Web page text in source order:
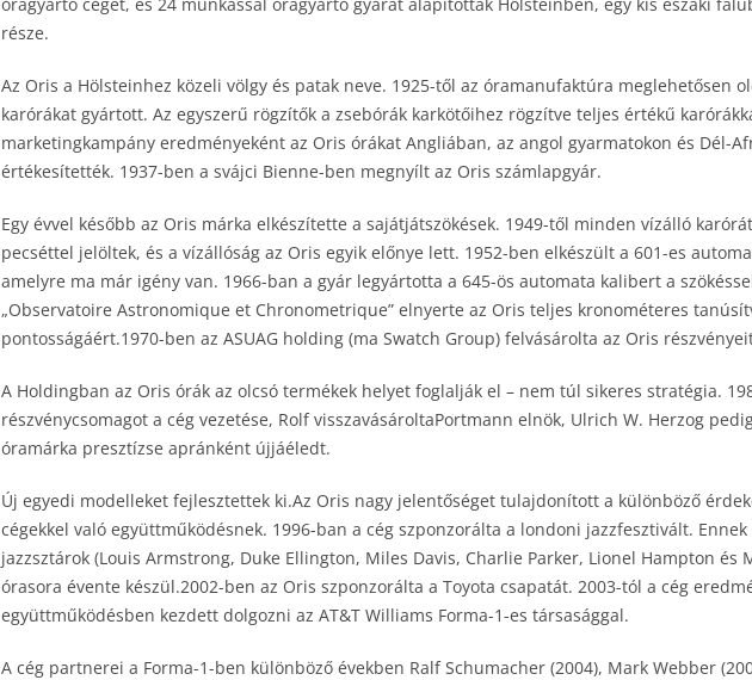
része.
Az Oris a Hölsteinhez közeli völgy és patak neve. 1925-től az óramanufaktúra meglehetősen
karórákat gyártott. Az egyszerű rögzítők a zsebórák karkötőihez rögzítve teljes értékű
marketingkampány eredményeként az Oris órákat Angliában, az angol gyarmatokon és Dél-
értékesítették. 1937-ben a svájci Bienne-ben megnyílt az Oris számlapgyár.
Egy évvel később az Oris márka elkészítette a sajátjátszökések. 1949-től minden vízálló
pecséttel jelöltek, és a vízállóság az Oris egyik előnye lett. 1952-ben elkészült a 601-es
amelyre ma már igény van. 1966-ban a gyár legyártotta a 645-ös automata kalibert a
„Observatoire Astronomique et Chronometrique” elnyerte az Oris teljes kronométeres
pontosságáért.1970-ben az ASUAG holding (ma Swatch Group) felvásárolta az Oris
A Holdingban az Oris órák az olcsó termékek helyet foglalják el – nem túl sikeres stratégia.
részvénycsomagot a cég vezetése, Rolf visszavásároltaPortmann elnök, Ulrich W. Herzog
óramárka presztízse apránként újjáéledt.
Új egyedi modelleket fejlesztettek ki.Az Oris nagy jelentőséget tulajdonított a különböző
cégekkel való együttműködésnek. 1996-ban a cég szponzorálta a londoni jazzfesztivált.
jazzsztárok (Louis Armstrong, Duke Ellington, Miles Davis, Charlie Parker, Lionel Hampton és
órasora évente készül.2002-ben az Oris szponzorálta a Toyota csapatát. 2003-tól a cég
együttműködésben kezdett dolgozni az AT&T Williams Forma-1-es társasággal.
A cég partnerei a Forma-1-ben különböző években Ralf Schumacher (2004), Mark Webber